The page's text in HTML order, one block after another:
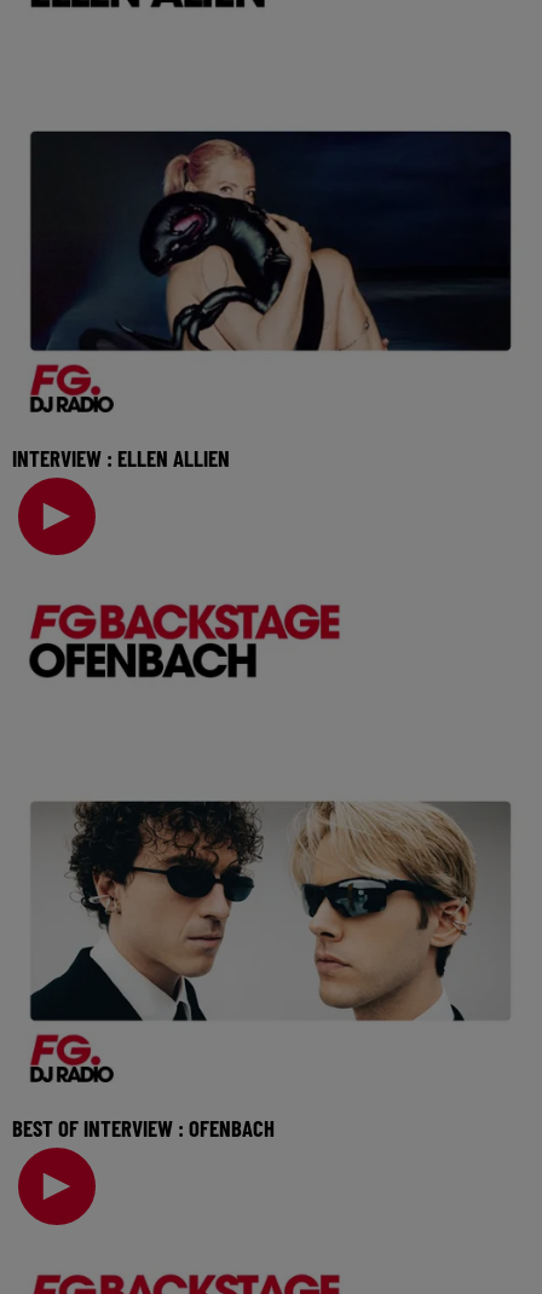
INTERVIEW : ELLEN ALLIEN
Figure incontestable de la techno allemande, Ellen Allien
vient nous présenter son nouvel album New
BEST OF INTERVIEW : OFENBACH
Révélés par Radio FG en 2015, les membres d’Ofenbach
présenteront leur nouveau titre "Four The Floor